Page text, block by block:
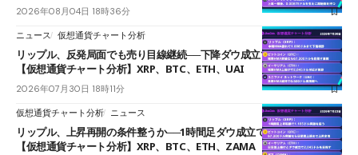
2026年08月04日 18時36分
ニュース 仮想通貨チャート分析
リップル、反発局面でも売り目線継続──下降ダウ成立で下値追う展開
【仮想通貨チャート分析】XRP、BTC、ETH、UAI
2026年07月30日 18時11分
仮想通貨チャート分析 ニュース
リップル、上昇再開の条件整うか──1時間足ダウ成立で1.185ドルを狙う
【仮想通貨チャート分析】XRP、BTC、ETH、ZAMA